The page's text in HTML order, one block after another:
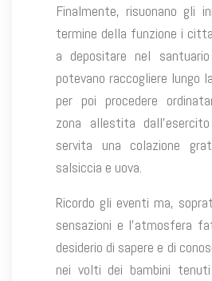
Finalmente, risuonano gli
termine della funzione i
a depositare nel
potevano raccogliere lungo
per poi procedere
zona allestita
servita una colazione
salsiccia e uova.
Ricordo gli eventi ma,
sensazioni e l’atmosfera
desiderio di sapere e di
nei volti dei bambini